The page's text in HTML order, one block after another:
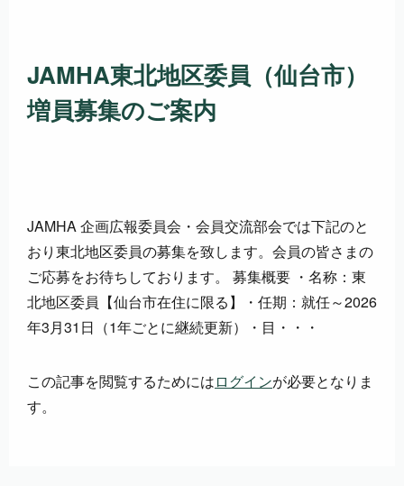
JAMHA東北地区委員（仙台市）
増員募集のご案内
JAMHA 企画広報委員会・会員交流部会では下記のと
おり東北地区委員の募集を致します。会員の皆さまの
ご応募をお待ちしております。 募集概要 ・名称：東
北地区委員【仙台市在住に限る】・任期：就任～2026
年3月31日（1年ごとに継続更新）・目・・・
この記事を閲覧するためには ログインが必要となりま
す。